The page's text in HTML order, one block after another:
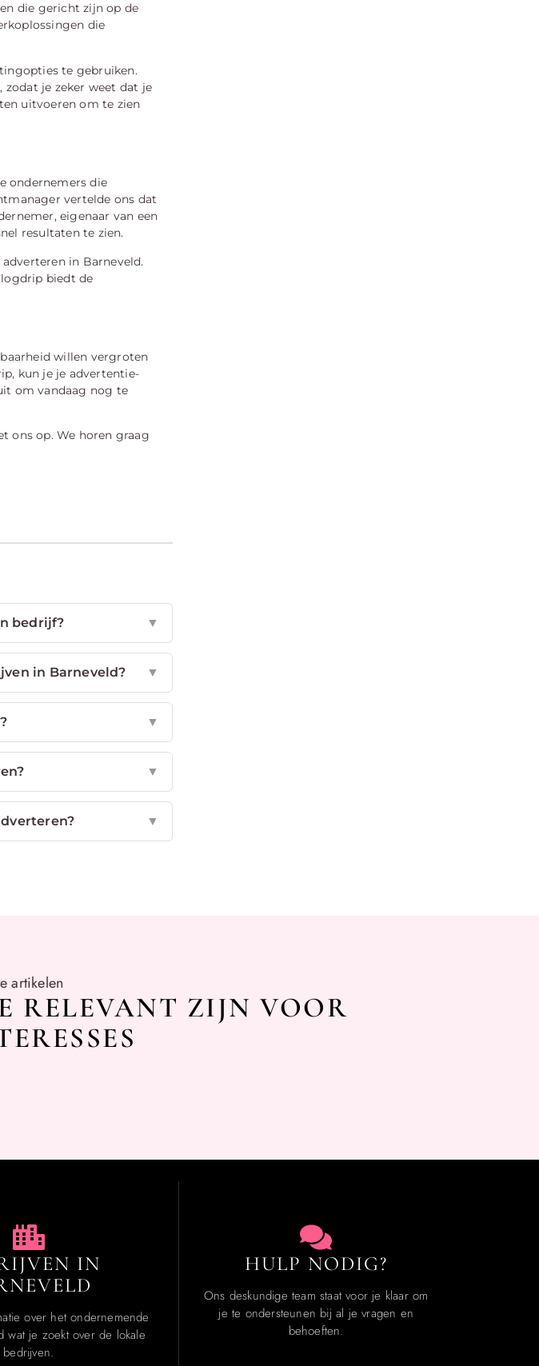
die gericht zijn op de
die
te gebruiken.
je zeker weet dat je
uitvoeren om te zien
ondernemers die
vertelde ons dat
eigenaar van een
resultaten te zien.
in Barneveld.
biedt de
willen vergroten
kun je je advertentie-
om vandaag nog te
ons op. We horen graag
bedrijf? ▼
in Barneveld? ▼
▼
▼
▼
artikelen
RELEVANT ZIJN VOOR
IN
over het ondernemende
wat je zoekt over de lokale
bedrijven.
HULP NODIG?
Ons deskundige team staat voor je klaar om
je te ondersteunen bij al je vragen en
behoeften.